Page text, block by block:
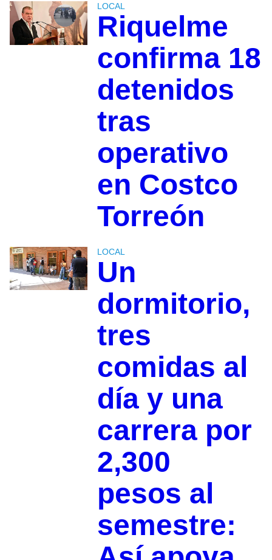
LOCAL
Riquelme
confirma 18
detenidos
tras
operativo
en Costco
Torreón
LOCAL
Un
dormitorio,
tres
comidas al
día y una
carrera por
2,300
pesos al
semestre: